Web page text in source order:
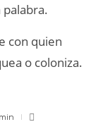
con quien
o coloniza.